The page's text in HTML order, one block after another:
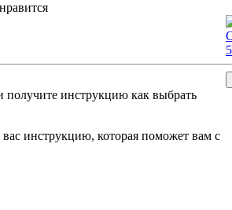
получите инструкцию как выбрать
инструкцию, которая поможет вам с